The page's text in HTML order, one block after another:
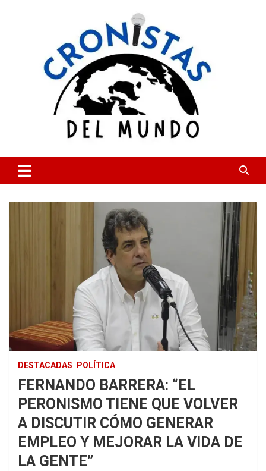
CRONISTAS DEL MUNDO
DESTACADAS POLÍTICA
FERNANDO BARRERA: “EL
PERONISMO TIENE QUE VOLVER
A DISCUTIR CÓMO GENERAR
EMPLEO Y MEJORAR LA VIDA DE
LA GENTE”